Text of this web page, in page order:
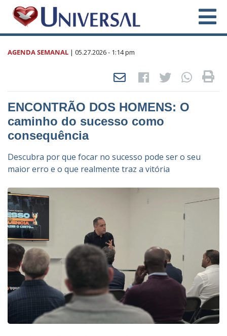
AGENDA SEMANAL | 05.27.2026- 1:14 pm
ENCONTRÃO DOS HOMENS: O
caminho do sucesso como
consequência
Descubra por que focar no sucesso pode ser o seu
maior erro e o que realmente traz a vitória